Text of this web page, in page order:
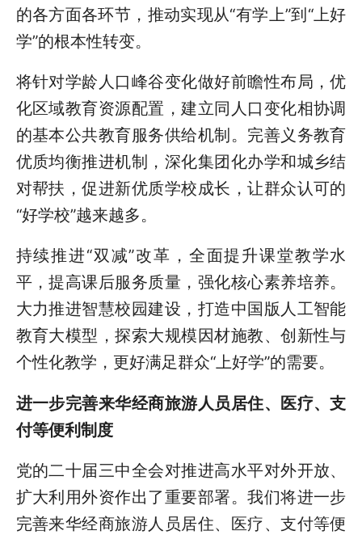
的各方面各环节，推动实现从“有学上”到“上好
学”的根本性转变。
将针对学龄人口峰谷变化做好前瞻性布局，优
化区域教育资源配置，建立同人口变化相协调
的基本公共教育服务供给机制。完善义务教育
优质均衡推进机制，深化集团化办学和城乡结
对帮扶，促进新优质学校成长，让群众认可的
“好学校”越来越多。
持续推进“双减”改革，全面提升课堂教学水
平，提高课后服务质量，强化核心素养培养。
大力推进智慧校园建设，打造中国版人工智能
教育大模型，探索大规模因材施教、创新性与
个性化教学，更好满足群众“上好学”的需要。
进一步完善来华经商旅游人员居住、医疗、支
付等便利制度
党的二十届三中全会对推进高水平对外开放、
扩大利用外资作出了重要部署。我们将进一步
完善来华经商旅游人员居住、医疗、支付等便